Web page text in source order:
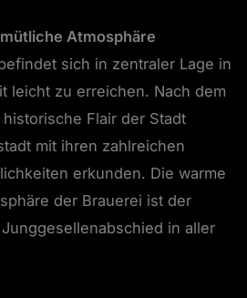
Atmosphäre
sich in zentraler Lage in
leicht zu erreichen. Nach dem
Flair der Stadt
mit ihren zahlreichen
erkunden. Die warme
der Brauerei ist der
in aller